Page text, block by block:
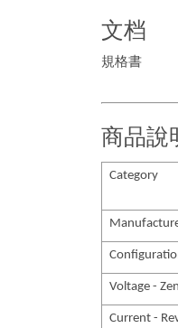
文档
規格書
商品說
Category
Voltage -
Current -